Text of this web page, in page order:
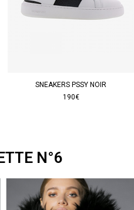
SNEAKERS PSSY NOIR
190€
N°6